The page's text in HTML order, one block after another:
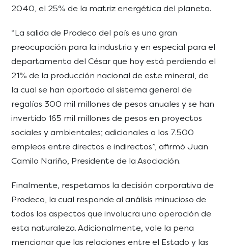
2040, el 25% de la matriz energética del planeta.
“La salida de Prodeco del país es una gran
preocupación para la industria y en especial para el
departamento del César que hoy está perdiendo el
21% de la producción nacional de este mineral, de
la cual se han aportado al sistema general de
regalías 300 mil millones de pesos anuales y se han
invertido 165 mil millones de pesos en proyectos
sociales y ambientales; adicionales a los 7.500
empleos entre directos e indirectos”, afirmó Juan
Camilo Nariño, Presidente de la Asociación.
Finalmente, respetamos la decisión corporativa de
Prodeco, la cual responde al análisis minucioso de
todos los aspectos que involucra una operación de
esta naturaleza. Adicionalmente, vale la pena
mencionar que las relaciones entre el Estado y las